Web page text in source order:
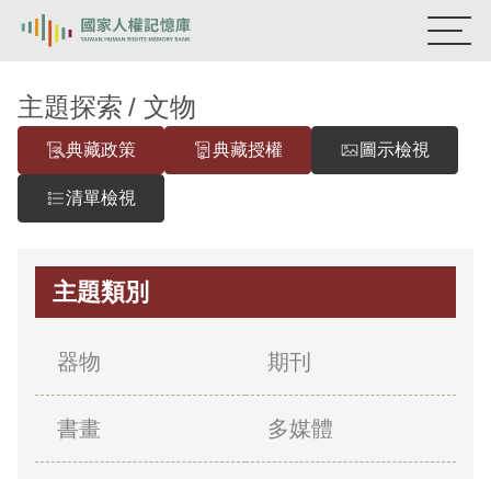
熱門關鍵字：陳孟和 李舜治 鹿窟事件
安康接待室
新生訓導處
蛋殼畫 送物單
背景知識
意見信箱
主題探索 文物
典藏政策 典藏授權 圖示檢視
清單檢視
主題類別
器物 期刊
書畫 多媒體